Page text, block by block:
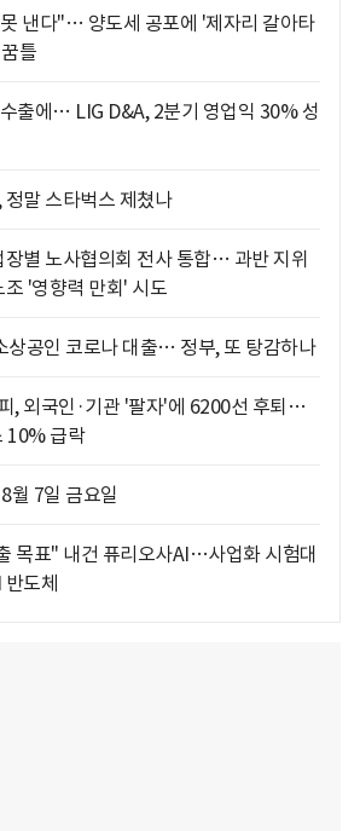
낸다"… 양도세 공포에 '제자리 갈아타
틀
출에… LIG D&A, 2분기 영업익 30% 성
정말 스타벅스 제쳤나
장별 노사협의회 전사 통합… 과반 지위
조 '영향력 만회' 시도
상공인 코로나 대출… 정부, 또 탕감하나
, 외국인·기관 '팔자'에 6200선 후퇴…
10% 급락
월 7일 금요일
목표" 내건 퓨리오사AI…사업화 시험대
반도체